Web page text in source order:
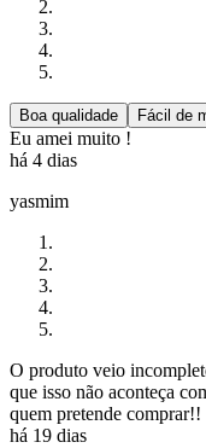
Boa qualidade Fácil de
Eu amei muito !
há 4 dias
yasmim
O produto veio
que isso não aconteça
quem pretende comprar!!
há 19 dias